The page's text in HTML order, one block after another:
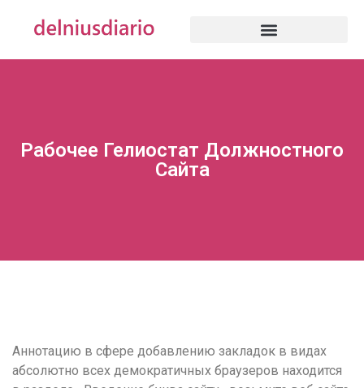
Рабочее Гелиостат Должностного
Сайта
Аннотацию в сфере добавлению закладок в видах
абсолютно всех демократичных браузеров находится